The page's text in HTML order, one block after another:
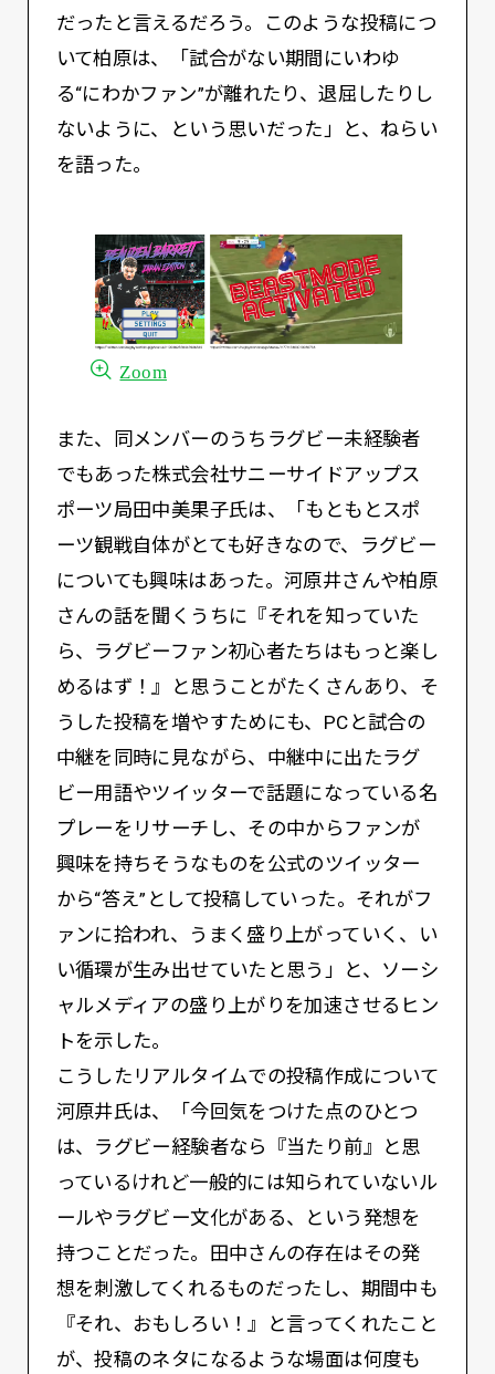
だったと言えるだろう。このような投稿につ
いて柏原は、「試合がない期間にいわゆ
る“にわかファン”が離れたり、退屈したりし
ないように、という思いだった」と、ねらい
を語った。
Zoom
また、同メンバーのうちラグビー未経験者
でもあった株式会社サニーサイドアップス
ポーツ局田中美果子氏は、「もともとスポ
ーツ観戦自体がとても好きなので、ラグビー
についても興味はあった。河原井さんや柏原
さんの話を聞くうちに『それを知っていた
ら、ラグビーファン初心者たちはもっと楽し
めるはず！』と思うことがたくさんあり、そ
うした投稿を増やすためにも、PCと試合の
中継を同時に見ながら、中継中に出たラグ
ビー用語やツイッターで話題になっている名
プレーをリサーチし、その中からファンが
興味を持ちそうなものを公式のツイッター
から“答え”として投稿していった。それがフ
ァンに拾われ、うまく盛り上がっていく、い
い循環が生み出せていたと思う」と、ソーシ
ャルメディアの盛り上がりを加速させるヒン
トを示した。
こうしたリアルタイムでの投稿作成について
河原井氏は、「今回気をつけた点のひとつ
は、ラグビー経験者なら『当たり前』と思
っているけれど一般的には知られていないル
ールやラグビー文化がある、という発想を
持つことだった。田中さんの存在はその発
想を刺激してくれるものだったし、期間中も
『それ、おもしろい！』と言ってくれたこと
が、投稿のネタになるような場面は何度も